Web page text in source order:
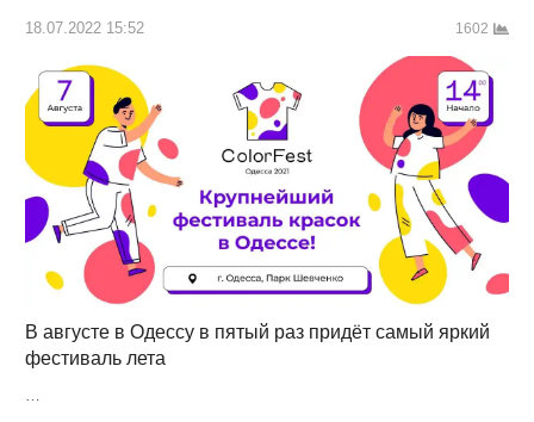
18.07.2022 15:52 1602
В августе в Одессу в пятый раз придёт самый яркий
фестиваль лета